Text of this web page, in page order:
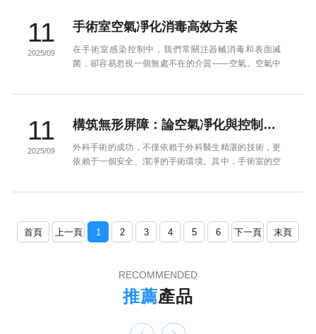
11
2025/09
手術室空氣凈化消毒高效方案
在手術室感染控制中，我們常關注器械消毒和表面滅
菌，卻容易忽視一個無處不在的介質——空氣。空氣中
接落入手術切口或器...
11
2025/09
構筑無形屏障：論空氣凈化與控制在外科手術感染防控中的核心作用
外科手術的成功，不僅依賴于外科醫生精湛的技術，更
依賴于一個安全、潔凈的手術環境。其中，手術室的空
SSIs）的關鍵...
首頁 上一頁 1 2 3 4 5 6 下一頁 末頁
RECOMMENDED
推薦產品